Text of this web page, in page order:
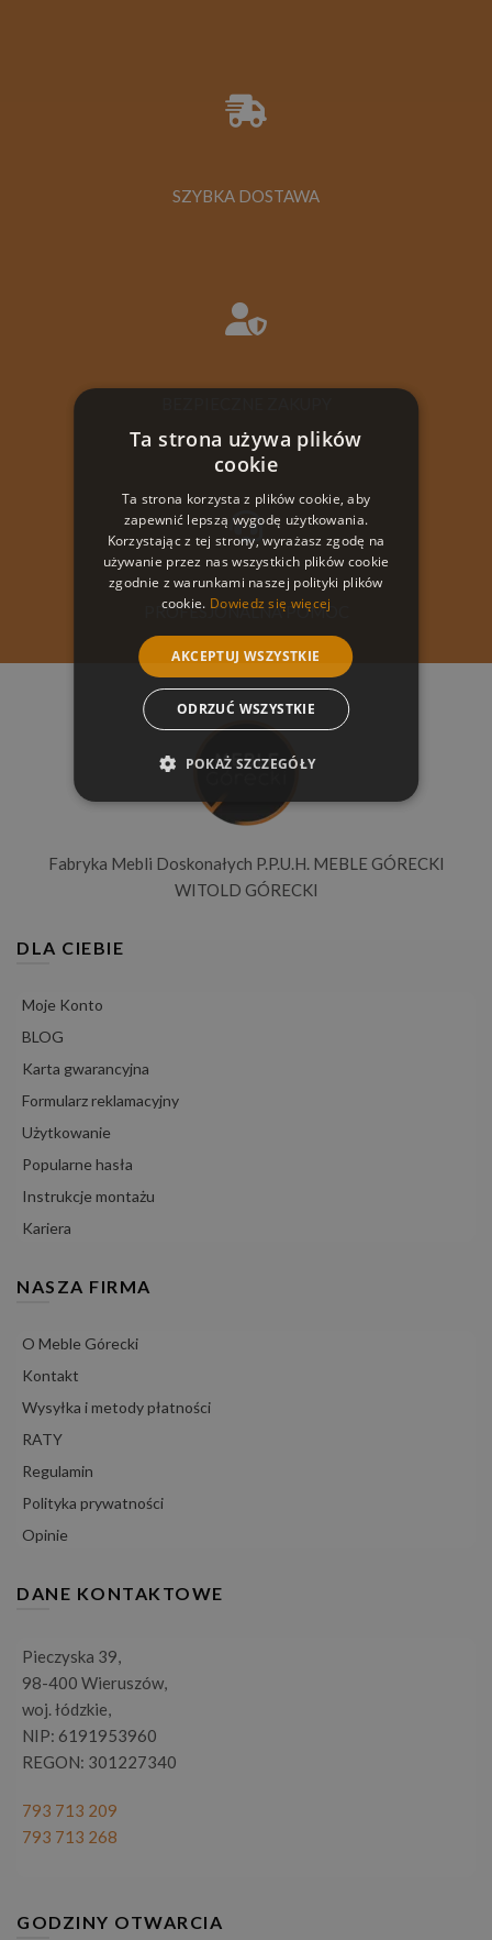
SZYBKA DOSTAWA
PROFESJONALNA POMOC
Fabryka Mebli Doskonałych P.P.U.H. MEBLE GÓRECKI
WITOLD GÓRECKI
DLA CIEBIE
Moje Konto
BLOG
Karta gwarancyjna
Formularz reklamacyjny
Użytkowanie
Popularne hasła
Instrukcje montażu
Kariera
NASZA FIRMA
O Meble Górecki
Kontakt
Wysyłka i metody płatności
RATY
Regulamin
Polityka prywatności
Opinie
DANE KONTAKTOWE
Pieczyska 39,
98-400 Wieruszów,
woj. łódzkie,
NIP: 6191953960
REGON: 301227340
793 713 209
793 713 268
GODZINY OTWARCIA
Ta strona używa plików
cookie
Ta strona korzysta z plików cookie, aby
zapewnić lepszą wygodę użytkowania.
Korzystając z tej strony, wyrażasz zgodę na
używanie przez nas wszystkich plików cookie
zgodnie z warunkami naszej polityki plików
cookie. Dowiedz się więcej
AKCEPTUJ WSZYSTKIE
ODRZUĆ WSZYSTKIE
POKAŻ SZCZEGÓŁY